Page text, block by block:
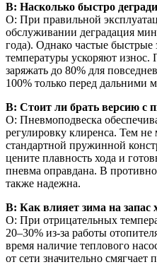
В: Насколько быстро
О: При правильной
обслуживании деградация
года). Однако частые быстрые
температуры ускоряют износ.
заряжать до 80% для
100% только перед дальними
В: Стоит ли брать версию с
О: Пневмоподвеска
регулировку клиренса. Тем
стандартной пружинной
цените плавность хода и
пневма оправдана. В
также надежна.
В: Как влияет зима на запас
О: При отрицательных
20–30% из-за работы
время наличие теплового
от сети значительно